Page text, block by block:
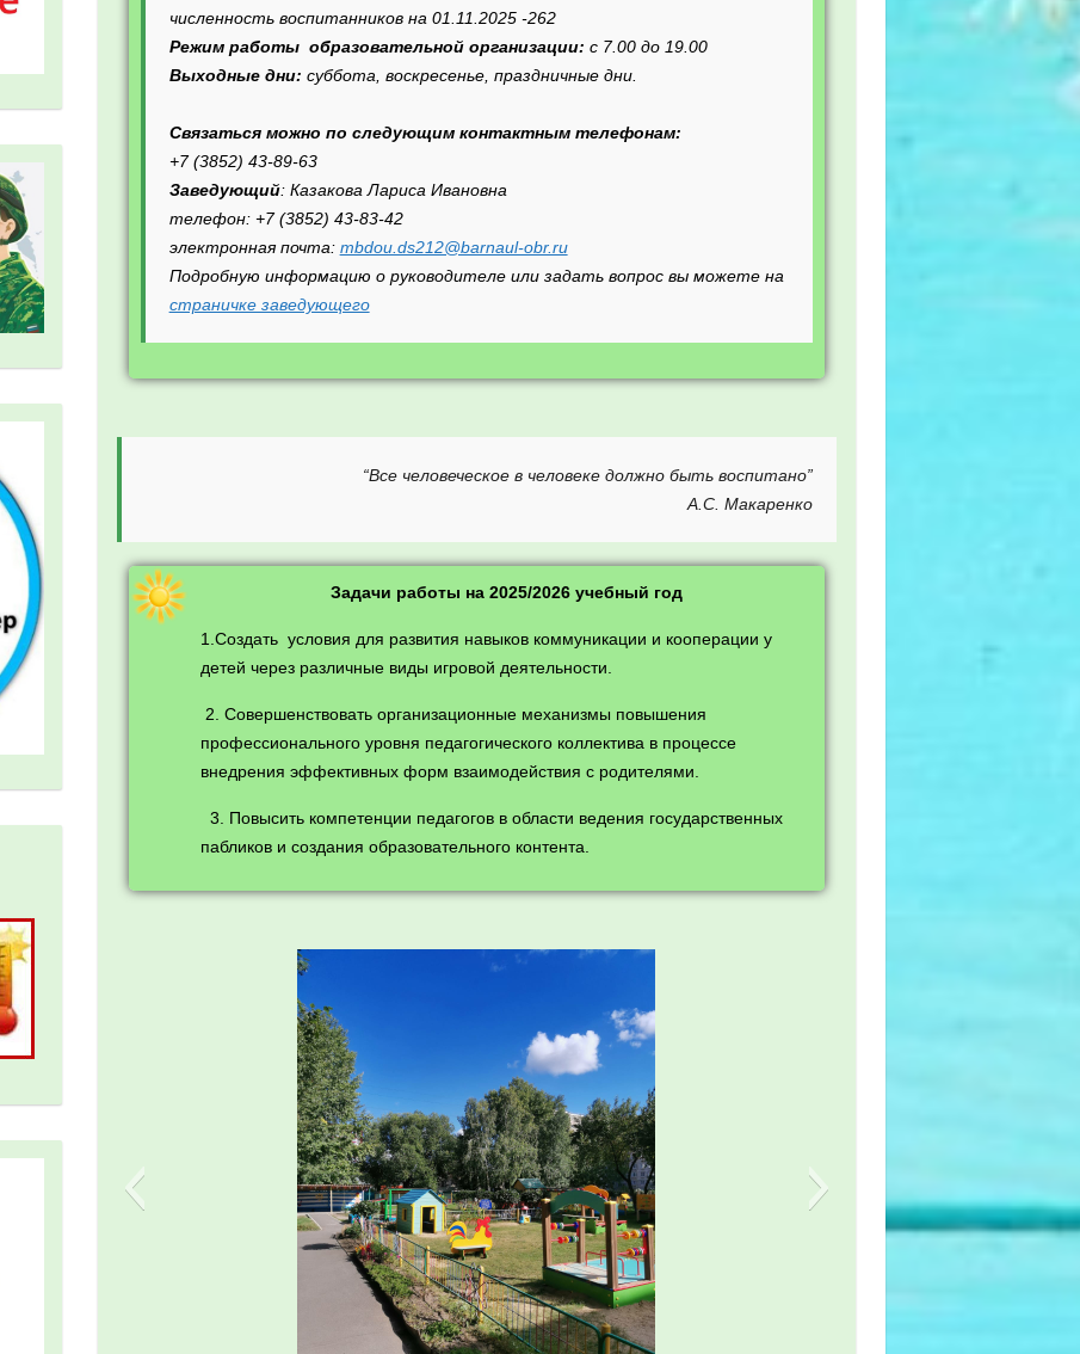
численность воспитанников на 01.11. 2025 -262
Режим работы образовательной организации: с 7.00 до 19.00
Выходные дни: суббота, воскресенье, праздничные дни.
Связаться можно по следующим контактным телефонам:
+7 (3852) 43-89-63
Заведующий: Казакова Лариса Ивановна
телефон: +7 (3852) 43-83-42
электронная почта: mbdou.ds212@barnaul-obr.ru
Подробную информацию о руководителе или задать вопрос вы можете на
страничке заведующего
“Все человеческое в человеке должно быть воспитано”
А.С. Макаренко
Задачи работы на 2025/2026 учебный год
1.Создать условия для развития навыков коммуникации и кооперации у
детей через различные виды игровой деятельности.
2. Совершенствовать организационные механизмы повышения
профессионального уровня педагогического коллектива в процессе
внедрения эффективных форм взаимодействия с родителями.
3. Повысить компетенции педагогов в области ведения государственных
пабликов и создания образовательного контента.